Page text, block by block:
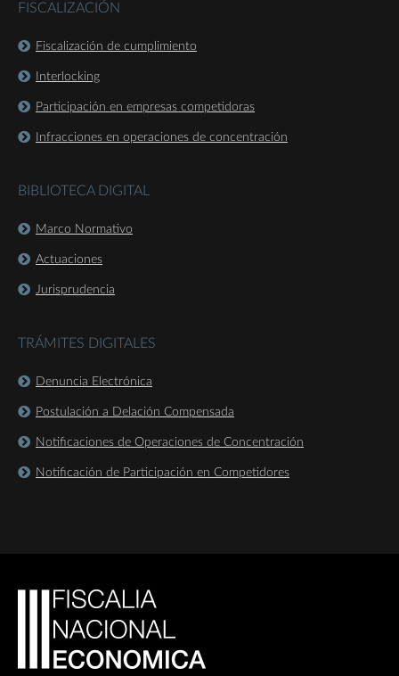
FISCALIZACIÓN
Fiscalización de cumplimiento
Interlocking
Participación en empresas competidoras
Infracciones en operaciones de concentración
BIBLIOTECA DIGITAL
Marco Normativo
Actuaciones
Jurisprudencia
TRÁMITES DIGITALES
Denuncia Electrónica
Postulación a Delación Compensada
Notificaciones de Operaciones de Concentración
Notificación de Participación en Competidores